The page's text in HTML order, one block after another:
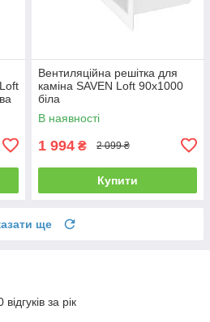
Вентиляційна решітка для
каміна SAVEN Loft 90х1000
біла
В наявності
1 994 ₴ 2 099 ₴
Купити
ще
за рік